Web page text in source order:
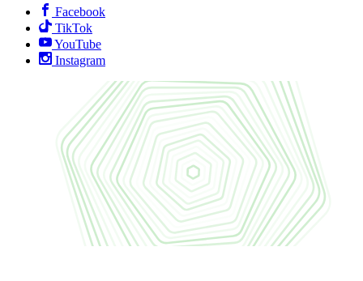
Facebook
TikTok
YouTube
Instagram